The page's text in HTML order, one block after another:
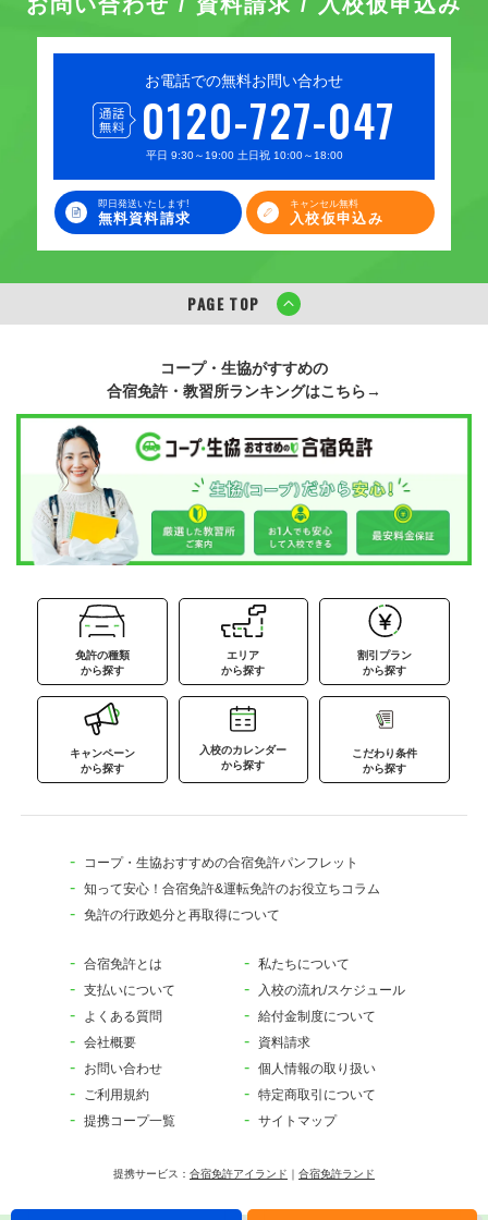
電話でのお問い合わせ 入校仮申込み
お電話での無料お問い合わせ
0120-727-047
平日 9:30～19:00 土日祝 10:00～18:00
即日発送いたします!
無料資料請求
キャンセル無料
入校仮申込み
PAGE TOP
コープ・生協がすすめの
合宿免許・教習所ランキングはこちら→
免許の種類
から探す
エリア
から探す
割引プラン
から探す
キャンペーン
から探す
入校のカレンダー
から探す
こだわり条件
から探す
コープ・生協おすすめの合宿免許パンフレット
知って安心！合宿免許&運転免許のお役立ちコラム
免許の行政処分と再取得について
合宿免許とは
私たちについて
支払いについて
入校の流れ/スケジュール
よくある質問
給付金制度について
会社概要
資料請求
お問い合わせ
個人情報の取り扱い
ご利用規約
特定商取引について
提携コープ一覧
サイトマップ
提携サービス： 合宿免許アイランド ｜ 合宿免許ランド